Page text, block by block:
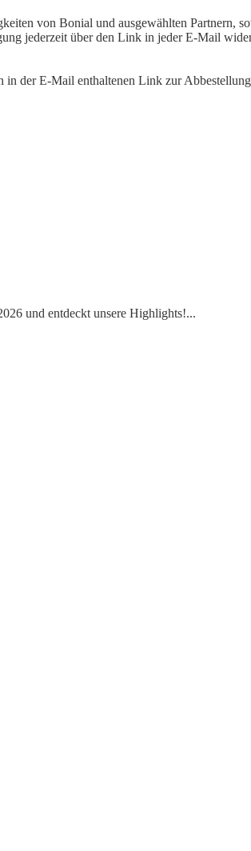
von Bonial und ausgewählten
jederzeit über den Link in jeder E-Mail
in der E-Mail enthaltenen Link zur
und entdeckt unsere Highlights!...